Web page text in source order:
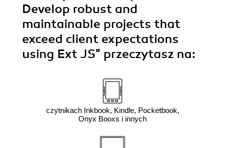
Develop robust and
maintainable projects that
exceed client expectations
using Ext JS" przeczytasz na:
czytnikach Inkbook, Kindle, Pocketbook,
Onyx Booxs i innych